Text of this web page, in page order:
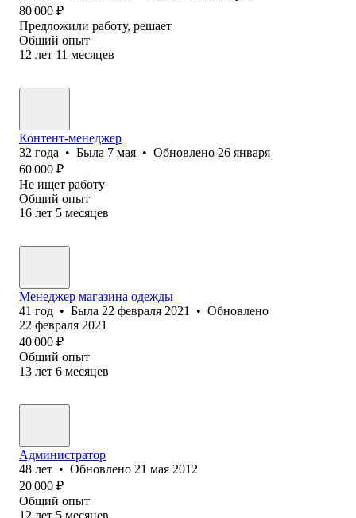
80 000 ₽
Предложили работу, решает
Общий опыт
12 лет 11 месяцев
Контент-менеджер
32 года • Была 7 мая • Обновлено 26 января
60 000 ₽
Не ищет работу
Общий опыт
16 лет 5 месяцев
Менеджер магазина одежды
41 год • Была 22 февраля 2021 • Обновлено
22 февраля 2021
40 000 ₽
Общий опыт
13 лет 6 месяцев
Администратор
48 лет • Обновлено 21 мая 2012
20 000 ₽
Общий опыт
12 лет 5 месяцев